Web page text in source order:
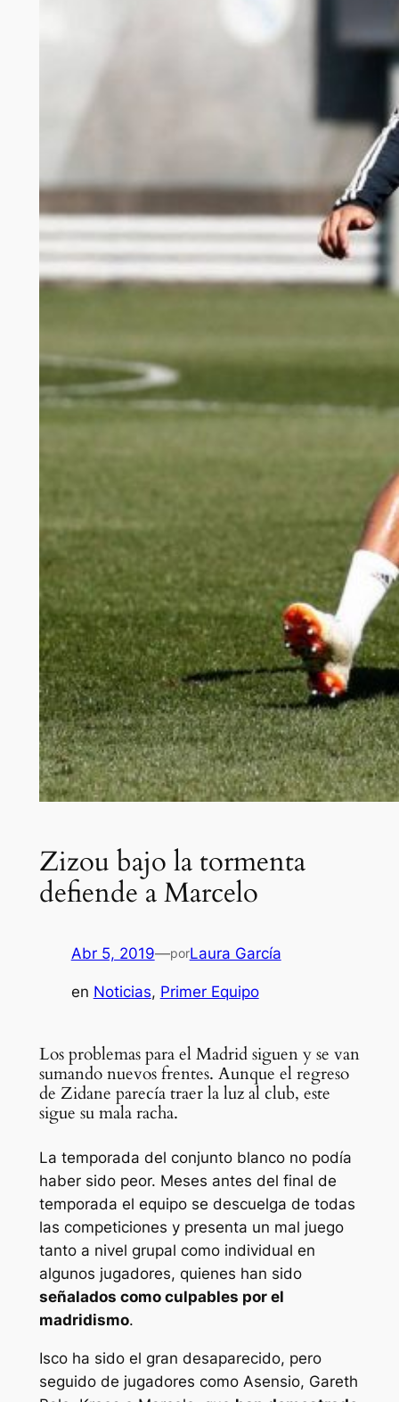
Zizou bajo la tormenta
defiende a Marcelo
Abr 5, 2019—porLaura García
en Noticias, Primer Equipo
Los problemas para el Madrid siguen y se van
sumando nuevos frentes. Aunque el regreso
de Zidane parecía traer la luz al club, este
sigue su mala racha.
La temporada del conjunto blanco no podía
haber sido peor. Meses antes del final de
temporada el equipo se descuelga de todas
las competiciones y presenta un mal juego
tanto a nivel grupal como individual en
algunos jugadores, quienes han sido
señalados como culpables por el
madridismo.
Isco ha sido el gran desaparecido, pero
seguido de jugadores como Asensio, Gareth